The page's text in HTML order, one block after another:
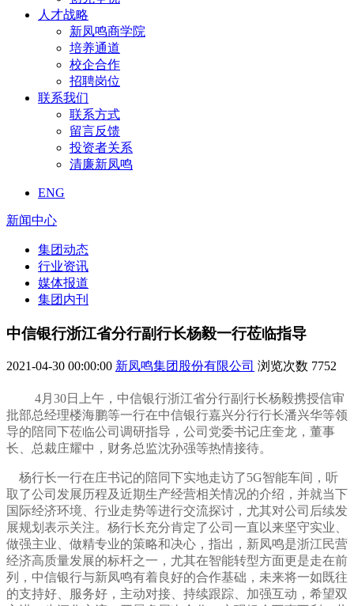
人才战略
新凤鸣商学院
培养通道
校企合作
招聘岗位
联系我们
联系方式
留言反馈
投资者关系
清廉新凤鸣
ENG
新闻中心
集团动态
行业资讯
媒体报道
集团内刊
中信银行浙江省分行副行长杨毅一行莅临指导
2021-04-30 00:00:00 新凤鸣集团股份有限公司 浏览次数 7752
4月30日上午，中信银行浙江省分行副行长杨毅携授信审
批部总经理楼海鹏等一行在中信银行嘉兴分行行长潘兴华等领
导的陪同下莅临公司调研指导，公司党委书记庄奎龙，董事
长、总裁庄耀中，财务总监沈孙强等热情接待。
杨行长一行在庄书记的陪同下实地走访了5G智能车间，听
取了公司发展历程及近期生产经营相关情况的介绍，并就当下
国际经济环境、行业走势等进行交流探讨，尤其对公司后续发
展规划表示关注。杨行长充分肯定了公司一直以来坚守实业、
做强主业、做精专业的策略和决心，指出，新凤鸣是浙江民营
经济高质量发展的标杆之一，尤其在智能转型方面更是走在前
列，中信银行与新凤鸣有着良好的合作基础，未来将一如既往
的支持好、服务好，主动对接、持续跟踪、加强互动，希望双